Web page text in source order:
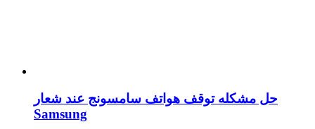
حل مشكله توقف هواتف سامسونج عند شعار
Samsung